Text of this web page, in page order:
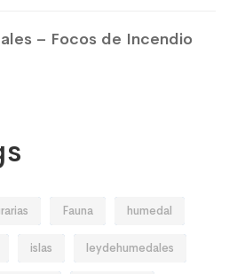
– Focos de Incendio
Fauna humedal
islas leydehumedales